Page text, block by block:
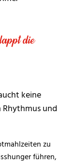
die
keine
Rhythmus und
zu
führen,